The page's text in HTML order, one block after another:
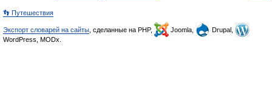
👣 Путешествия
Экспорт словарей на сайты , сделанные на PHP, Joomla,
Drupal,
WordPress, MODx.